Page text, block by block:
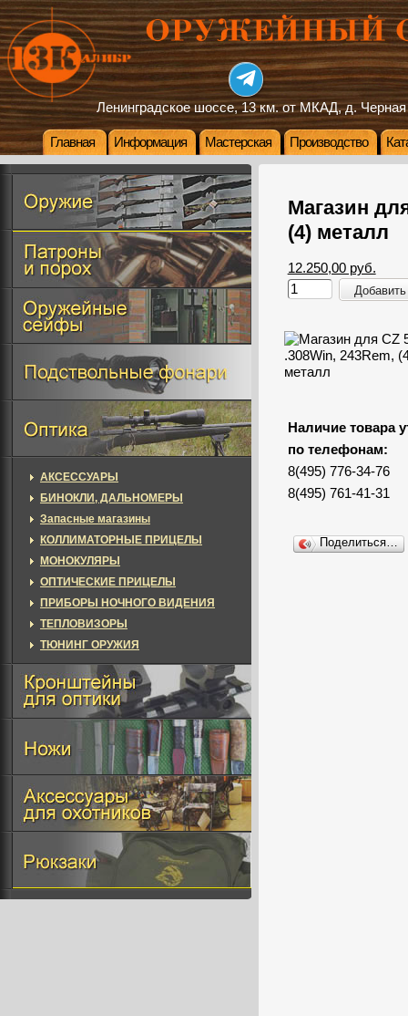
Ленинградское шоссе, 13 км. от МКАД, д. Черная
Главная Информация Мастерская Производство
Магазин
(4) металл
12.250,00 руб.
Наличие товара
по телефонам:
8(495) 776-34-76
8(495) 761-41-31
Поделиться…
АКСЕССУАРЫ
БИНОКЛИ, ДАЛЬНОМЕРЫ
Запасные магазины
КОЛЛИМАТОРНЫЕ ПРИЦЕЛЫ
МОНОКУЛЯРЫ
ОПТИЧЕСКИЕ ПРИЦЕЛЫ
ПРИБОРЫ НОЧНОГО ВИДЕНИЯ
ТЕПЛОВИЗОРЫ
ТЮНИНГ ОРУЖИЯ